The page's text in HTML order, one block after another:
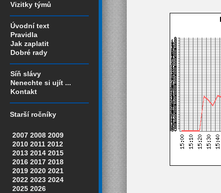
Vizitky týmů
Úvodní text
Pravidla
Jak zaplatit
Dobré rady
Síň slávy
Nenechte si ujít ...
Kontakt
Starší ročníky
2007 2008 2009
2010 2011 2012
2013 2014 2015
2016 2017 2018
2019 2020 2021
2022 2023 2024
2025 2026